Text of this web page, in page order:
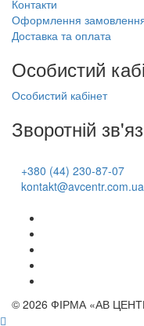
Контакти
Оформлення
Доставка та оплата
Особистий
Особистий кабінет
Зворотній
+380 (44) 230-87-07
kontakt@avcentr.com.ua
© 2026 ФІРМА «АВ